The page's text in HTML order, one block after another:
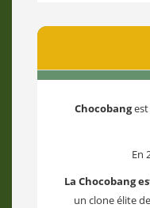
Chocobangest
En
La Chocobang
un clone élite